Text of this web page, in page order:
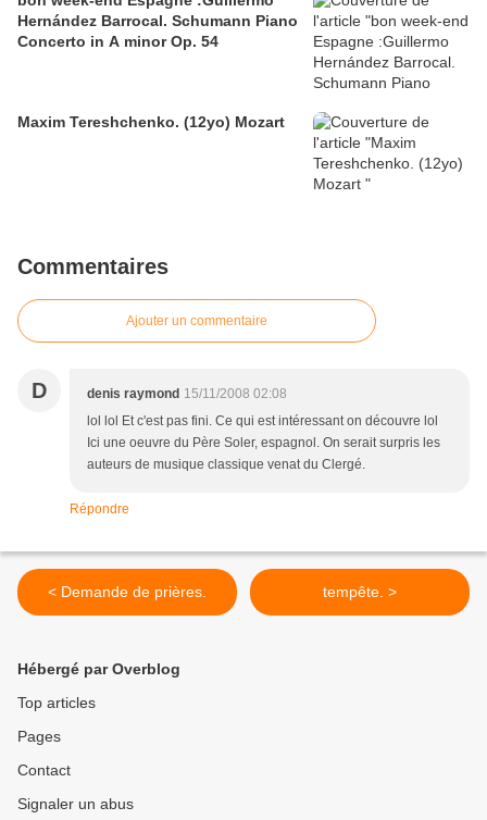
Hernández Barrocal. Schumann Piano
Concerto in A minor Op. 54
Maxim Tereshchenko. (12yo) Mozart
Commentaires
Ajouter un commentaire
D denis raymond 15/11/2008 02:08
lol lol Et c'est pas fini. Ce qui est intéressant on découvre lol
Ici une oeuvre du Père Soler, espagnol. On serait surpris les
auteurs de musique classique venat du Clergé.
Répondre
< Demande de prières. tempête. >
Hébergé par Overblog
Top articles
Pages
Contact
Signaler un abus